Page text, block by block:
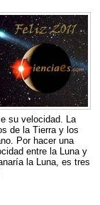
su velocidad. La
de la Tierra y los
Por hacer una
entre la Luna y
la Luna, es tres